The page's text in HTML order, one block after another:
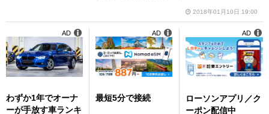
2018年01月10日 19:00
わずか1年でオーナ
ーが手放す車ランキ
AD
最短5分で接続
AD
ローソンアプリ／ク
ーポン配信中
AD